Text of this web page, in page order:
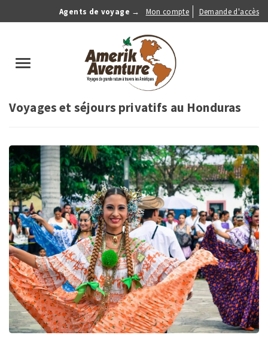
Agents de voyage →
Anonymous
Menu
Mon compte Demande d'accès
Toggle
Voyages et séjours privatifs au Honduras